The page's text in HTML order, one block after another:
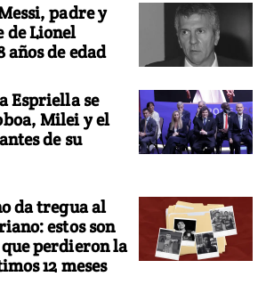
padre y
de Lionel
años de edad
Espriella se
Milei y el
de su
da tregua al
estos son
perdieron la
12 meses